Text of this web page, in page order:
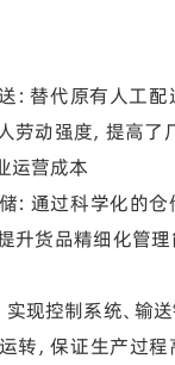
：替代原有人工配
劳动强度，提高
运营成本
： 通过科学化的仓
升货品精细化管
实现控制系统、输
转，保证生产过